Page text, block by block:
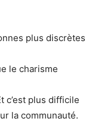
plus discrètes
le charisme
c’est plus difficile
la communauté.